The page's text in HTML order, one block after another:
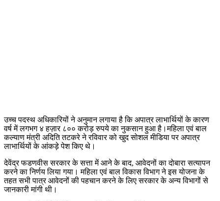
उच्च पदस्थ अधिकारियों ने अनुमान लगाया है कि अपात्र लाभार्थियों के कारण
वर्ष में लगभग ४ हज़ार ८०० करोड़ रुपये का नुकसान हुआ है।महिला एवं बाल
कल्याण मंत्री अदिति तटकरे ने रविवार को खुद सोशल मीडिया पर अपात्र
लाभार्थियों के आंकड़े पेश किए थे।
देवेंद्र फडणवीस सरकार के सत्ता में आने के बाद, आवेदनों का दोबारा सत्यापन
करने का निर्णय लिया गया। महिला एवं बाल विकास विभाग ने इस योजना के
तहत सभी पात्र आवेदनों की पहचान करने के लिए सरकार के अन्य विभागों से
जानकारी मांगी थी।